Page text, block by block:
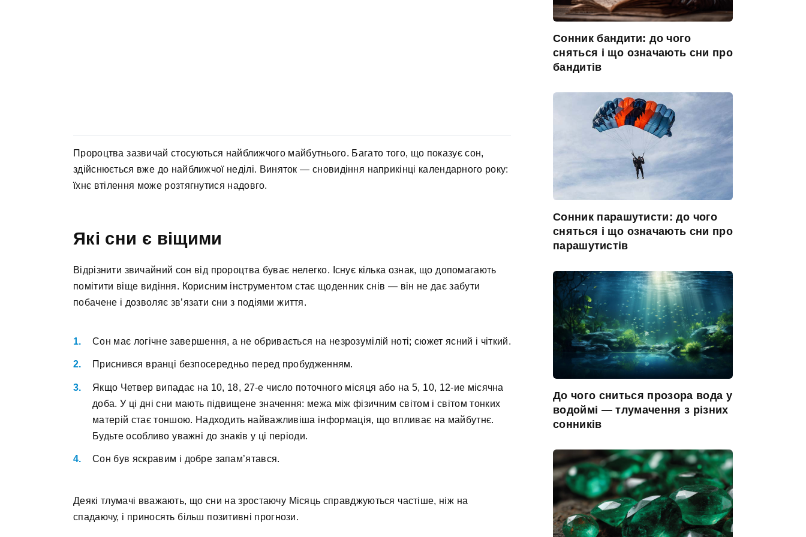
Пророцтва зазвичай стосуються найближчого майбутнього. Багато того, що показує сон,
здійснюється вже до найближчої неділі. Виняток — сновидіння наприкінці календарного року:
їхнє втілення може розтягнутися надовго.
Які сни є віщими
Відрізнити звичайний сон від пророцтва буває нелегко. Існує кілька ознак, що допомагають
помітити віще видіння. Корисним інструментом стає щоденник снів — він не дає забути
побачене і дозволяє зв’язати сни з подіями життя.
Сон має логічне завершення, а не обривається на незрозумілій ноті; сюжет ясний і чіткий.
Приснився вранці безпосередньо перед пробудженням.
Якщо Четвер випадає на 10, 18, 27-е число поточного місяця або на 5, 10, 12-ие місячна
доба. У ці дні сни мають підвищене значення: межа між фізичним світом і світом тонких
матерій стає тоншою. Надходить найважливіша інформація, що впливає на майбутнє.
Будьте особливо уважні до знаків у ці періоди.
Сон був яскравим і добре запам’ятався.
Деякі тлумачі вважають, що сни на зростаючу Місяць справджуються частіше, ніж на
спадаючу, і приносять більш позитивні прогнози.
Сонник бандити: до чого
сняться і що означають сни про
бандитів
Сонник парашутисти: до чого
сняться і що означають сни про
парашутистів
До чого сниться прозора вода у
водоймі — тлумачення з різних
сонників